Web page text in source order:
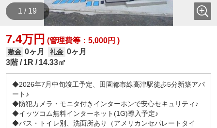
1 / 19
7.4万円 (管理費等：5,000円 )
敷金 0ヶ月 礼金 0ヶ月
3階
1R 14.33㎡
◆2026年7月中旬竣工予定、田園都市線高津駅徒歩5分新築アパ
ート♪
◆防犯カメラ・モニタ付きインターホンで安心セキュリティ♪
◆イッツコム無料インターネット(1G)導入予定♪
◆バス・トイレ別、洗面所あり（アメリカンセパレートタイ